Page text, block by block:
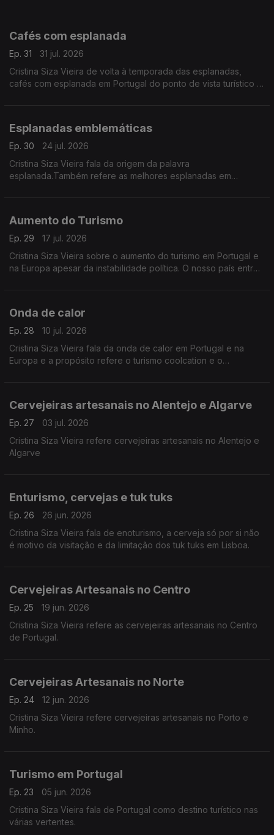
Cafés com esplanada
Ep. 31
31 jul. 2026
Cristina Siza Vieira de volta à temporada das esplanadas,
cafés com esplanada em Portugal do ponto de vista turístico e
Esplanadas emblemáticas
Ep. 30
24 jul. 2026
Cristina Siza Vieira fala da origem da palavra
esplanada.Também refere as melhores esplanadas em
Aumento do Turismo
Ep. 29
17 jul. 2026
Cristina Siza Vieira sobre o aumento do turismo em Portugal e
na Europa apesar da instabilidade política. O nosso país entre
Onda de calor
Ep. 28
10 jul. 2026
Cristina Siza Vieira fala da onda de calor em Portugal e na
Europa e a propósito refere o turismo coolcation e o
Cervejeiras artesanais no Alentejo e Algarve
Ep. 27
03 jul. 2026
Cristina Siza Vieira refere cervejeiras artesanais no Alentejo e
Algarve
Enturismo, cervejas e tuk tuks
Ep. 26
26 jun. 2026
Cristina Siza Vieira fala de enoturismo, a cerveja só por si não
é motivo da visitação e da limitação dos tuk tuks em Lisboa.
Cervejeiras Artesanais no Centro
Ep. 25
19 jun. 2026
Cristina Siza Vieira refere as cervejeiras artesanais no Centro
de Portugal.
Cervejeiras Artesanais no Norte
Ep. 24
12 jun. 2026
Cristina Siza Vieira refere cervejeiras artesanais no Porto e
Minho.
Turismo em Portugal
Ep. 23
05 jun. 2026
Cristina Siza Vieira fala de Portugal como destino turístico nas
várias vertentes.